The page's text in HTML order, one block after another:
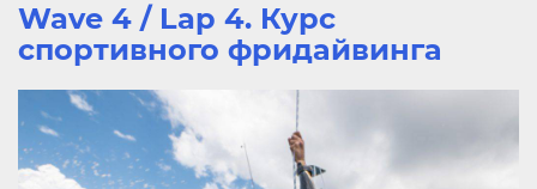
Wave 4 / Lap 4. Курс
спортивного фридайвинга